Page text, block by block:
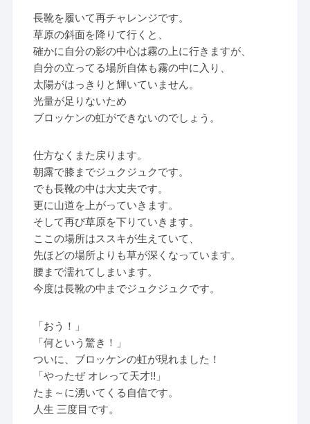
長靴を履いて再チャレンジです。
草原の斜面を降りて行くと、
確かに自分の影の中心は霧の上に行きますが、
自分の立ってる場所自体も霧の中に入り、
太陽がはっきりと輝いていません。
光量が足りないため
ブロッケンの虹ができないのでしょう。
仕方なくまた戻ります。
朝露で膝までジュクジュクです。
でも長靴の中は大丈夫です。
更に山道を上がっていきます。
そして再び草原を下りていきます。
ここの場所はススキが生えていて、
先ほどの場所よりも草が深くなっています。
腰まで濡れてしまいます。
今度は長靴の中までジュクジュクです。
「おう！」
「何という驚き！」
ついに、ブロッケンの虹が現れました！
「やったぜ オレって天才!!」
たま～に湧いてくる自信です。
人生 三度目です。